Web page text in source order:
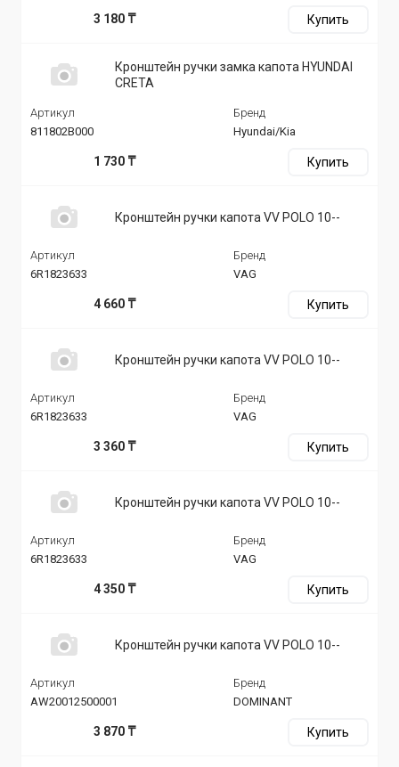
3 180 ₸ Купить
Кронштейн ручки замка капота HYUNDAI
CRETA
Артикул
811802B000
Бренд
Hyundai/Kia
1 730 ₸ Купить
Кронштейн ручки капота VV POLO 10--
Артикул
6R1823633
Бренд
VAG
4 660 ₸ Купить
Кронштейн ручки капота VV POLO 10--
Артикул
6R1823633
Бренд
VAG
3 360 ₸ Купить
Кронштейн ручки капота VV POLO 10--
Артикул
6R1823633
Бренд
VAG
4 350 ₸ Купить
Кронштейн ручки капота VV POLO 10--
Артикул
AW20012500001
Бренд
DOMINANT
3 870 ₸ Купить